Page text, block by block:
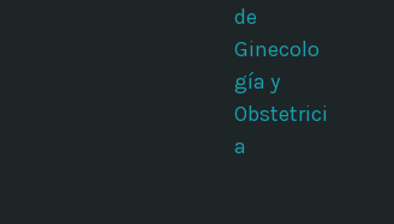
de
Ginecolo
gía y
Obstetrici
a